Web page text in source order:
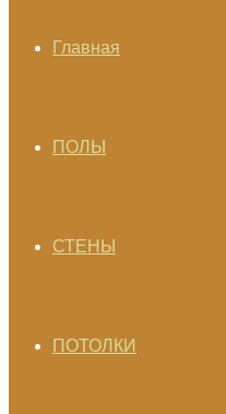
Главная
ПОЛЫ
СТЕНЫ
ПОТОЛКИ